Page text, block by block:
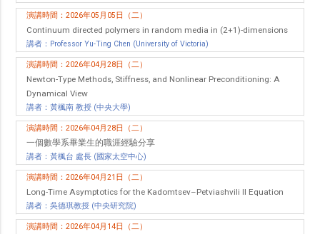
演講時間：2026年05月05日（二）
Continuum directed polymers in random media in (2+1)-dimensions
講者：Professor Yu-Ting Chen (University of Victoria)
演講時間：2026年04月28日（二）
Newton-Type Methods, Stiffness, and Nonlinear Preconditioning: A
Dynamical View
講者：黃楓南 教授 (中央大學)
演講時間：2026年04月28日（二）
一個數學系畢業生的職涯經驗分享
講者：黃楓台 處長 (國家太空中心)
演講時間：2026年04月21日（二）
Long-Time Asymptotics for the Kadomtsev–Petviashvili II Equation
講者：吳德琪教授 (中央研究院)
演講時間：2026年04月14日（二）